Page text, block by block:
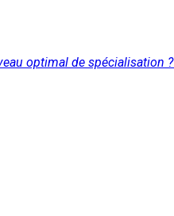
optimal de spécialisation